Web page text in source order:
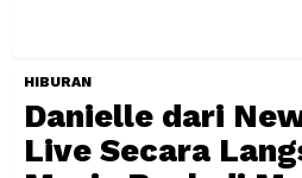
HIBURAN
Danielle dari
Live Secara